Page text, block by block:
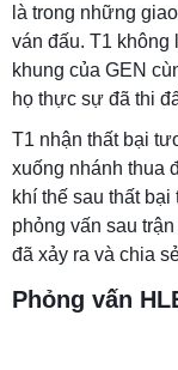
là trong những
ván đấu. T1
khung của GEN
họ thực sự đã thi
T1 nhận thất bại
xuống nhánh thua
khí thế sau thất
phỏng vấn sau
đã xảy ra và chia
Phỏng vấn